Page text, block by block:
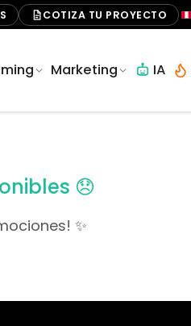
COTIZA TU PROYECTO
Marketing IA
😞
✨